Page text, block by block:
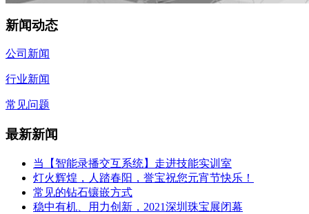
新闻动态
公司新闻
行业新闻
常见问题
最新新闻
当【智能录播交互系统】走进技能实训室
灯火辉煌，人踏春阳，誉宝祝您元宵节快乐！
常见的钻石镶嵌方式
稳中有机、用力创新，2021深圳珠宝展闭幕